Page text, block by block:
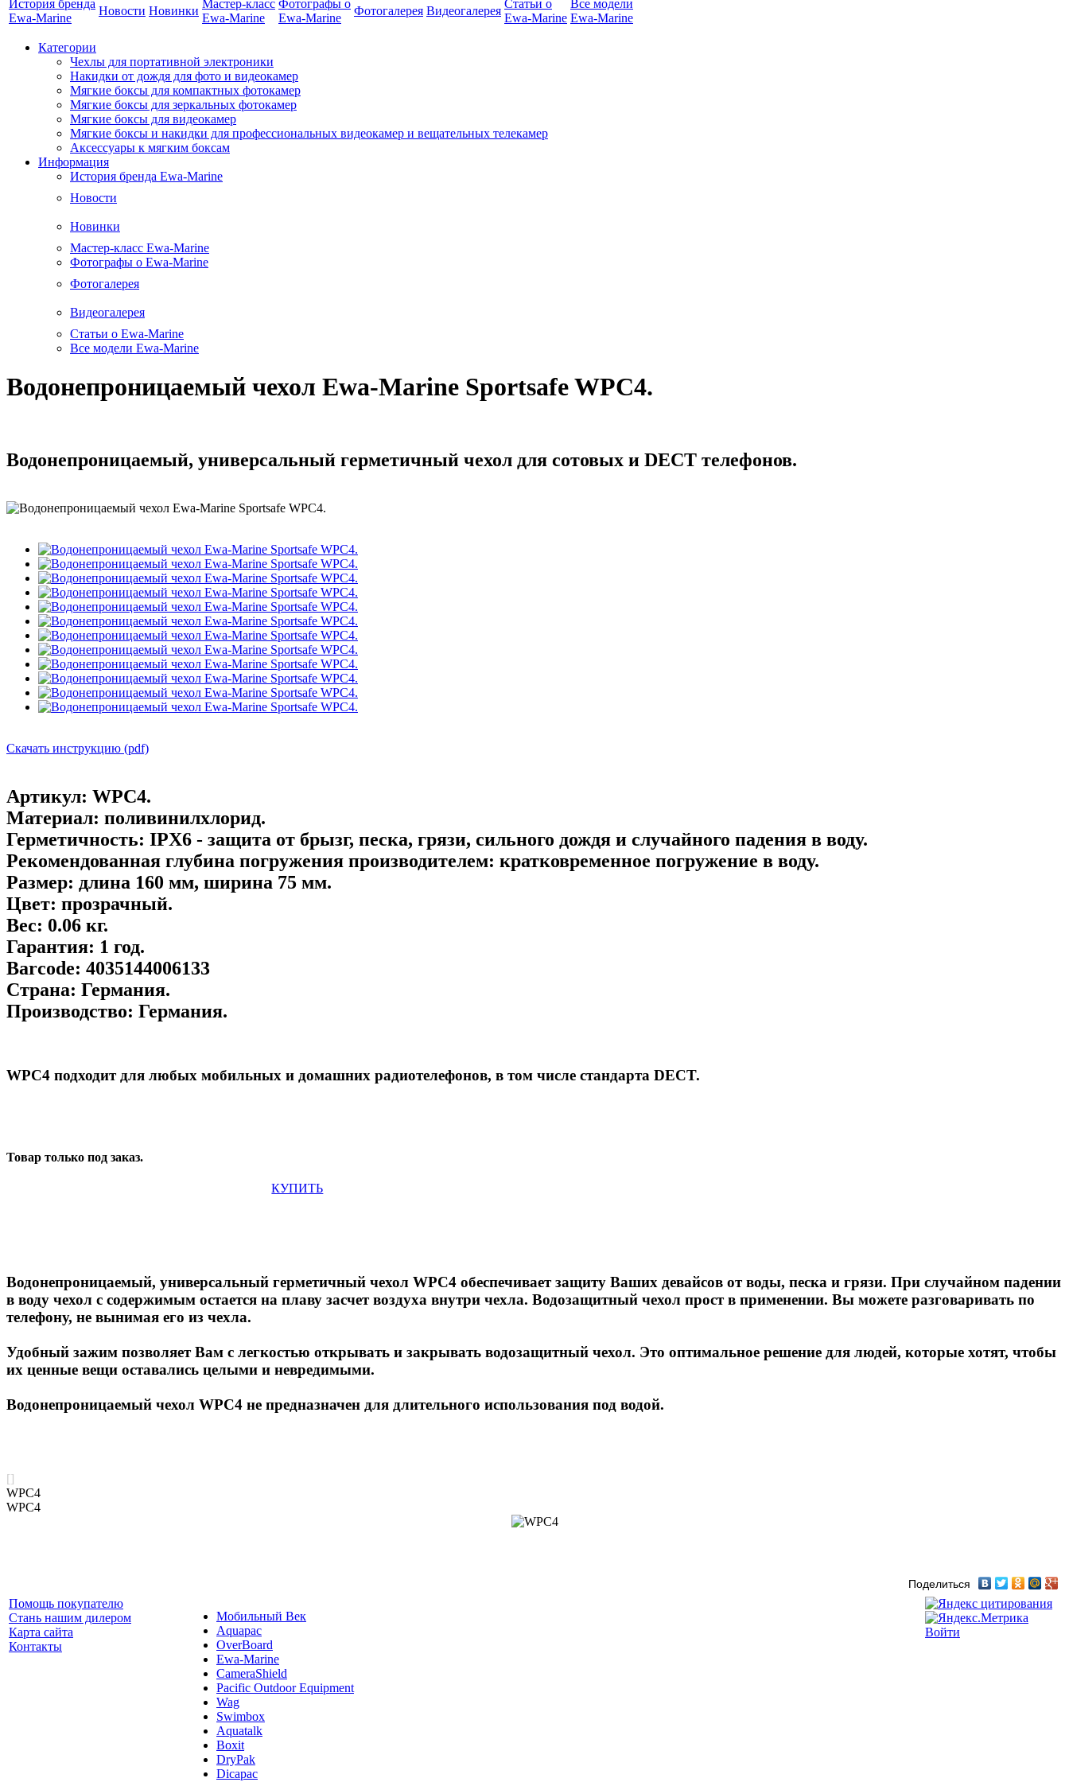
История бренда
Ewa-Marine
Новости Новинки
Мастер-класс
Ewa-Marine
Фотографы о
Ewa-Marine
Фотогалерея Видеогалерея
Статьи о
Ewa-Marine
Все модели
Ewa-Marine
Категории
Чехлы для портативной электроники
Накидки от дождя для фото и видеокамер
Мягкие боксы для компактных фотокамер
Мягкие боксы для зеркальных фотокамер
Мягкие боксы для видеокамер
Мягкие боксы и накидки для профессиональных видеокамер и вещательных телекамер
Аксессуары к мягким боксам
Информация
История бренда Ewa-Marine
Новости
Новинки
Мастер-класс Ewa-Marine
Фотографы о Ewa-Marine
Фотогалерея
Видеогалерея
Статьи о Ewa-Marine
Все модели Ewa-Marine
Водонепроницаемый чехол Ewa-Marine Sportsafe WPC4.
Водонепроницаемый, универсальный герметичный чехол для сотовых и DECT телефонов.
Скачать инструкцию (pdf)
Артикул: WPC4.
Материал: поливинилхлорид.
Герметичность: IPX6 - защита от брызг, песка, грязи, сильного дождя и случайного падения в воду.
Рекомендованная глубина погружения производителем: кратковременное погружение в воду.
Размер: длина 160 мм, ширина 75 мм.
Цвет: прозрачный.
Вес: 0.06 кг.
Гарантия: 1 год.
Barcode: 4035144006133
Страна: Германия.
Производство: Германия.
WPC4 подходит для любых мобильных и домашних радиотелефонов, в том числе стандарта DECT.
Товар только под заказ.
КУПИТЬ
Водонепроницаемый, универсальный герметичный чехол WPC4 обеспечивает защиту Ваших девайсов от воды, песка и грязи. При случайном падении
в воду чехол с содержимым остается на плаву засчет воздуха внутри чехла. Водозащитный чехол прост в применении. Вы можете разговаривать по
телефону, не вынимая его из чехла.
Удобный зажим позволяет Вам с легкостью открывать и закрывать водозащитный чехол. Это оптимальное решение для людей, которые хотят, чтобы
их ценные вещи оставались целыми и невредимыми.
Водонепроницаемый чехол WPC4 не предназначен для длительного использования под водой.
[]
WPC4
WPC4
Поделиться
Помощь покупателю
Стань нашим дилером
Карта сайта
Контакты
Мобильный Век
Aquapac
OverBoard
Ewa-Marine
CameraShield
Pacific Outdoor Equipment
Wag
Swimbox
Aquatalk
Boxit
DryPak
Dicapac
Войти